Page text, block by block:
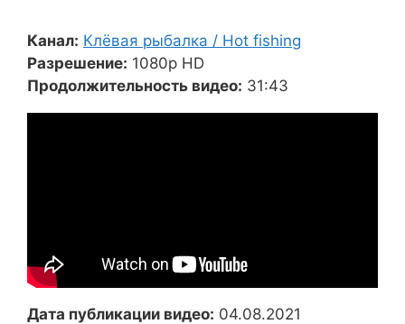
Канал: Клёвая рыбалка / Hot fishing
Разрешение: 1080p HD
Продолжительность видео: 31:43
Дата публикации видео: 04.08.2021